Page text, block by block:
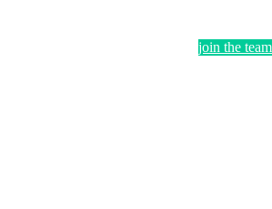
join the team